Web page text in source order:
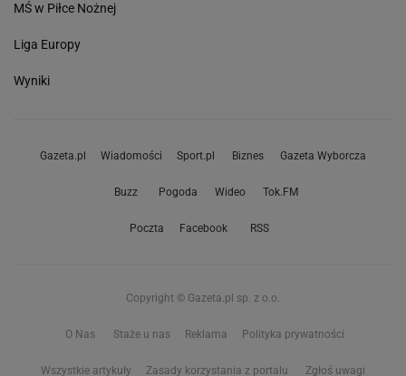
MŚ w Piłce Nożnej
Liga Europy
Wyniki
Gazeta.pl Wiadomości Sport.pl Biznes Gazeta Wyborcza
Buzz Pogoda Wideo Tok.FM
Poczta Facebook RSS
Copyright © Gazeta.pl sp. z o.o.
O Nas Staże u nas Reklama Polityka prywatności
Wszystkie artykuły Zasady korzystania z portalu Zgłoś uwagi